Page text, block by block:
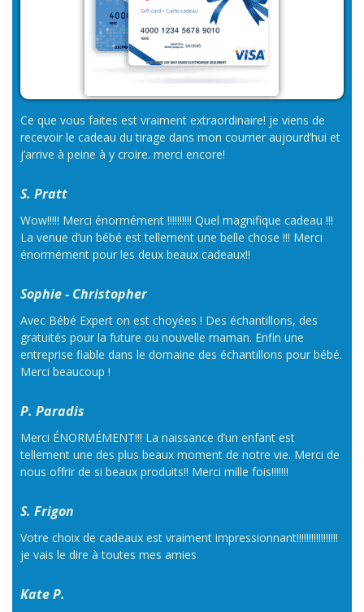
Ce que vous faites est vraiment extraordinaire! je viens de
recevoir le cadeau du tirage dans mon courrier aujourd’hui et
j’arrive à peine à y croire. merci encore!
S. Pratt
Wow!!!!! Merci énormément !!!!!!!!!! Quel magnifique cadeau !!!
La venue d’un bébé est tellement une belle chose !!! Merci
énormément pour les deux beaux cadeaux!!
Sophie - Christopher
Avec Bébé Expert on est choyées ! Des échantillons, des
gratuités pour la future ou nouvelle maman. Enfin une
entreprise fiable dans le domaine des échantillons pour bébé.
Merci beaucoup !
P. Paradis
Merci ÉNORMÉMENT!!! La naissance d’un enfant est
tellement une des plus beaux moment de notre vie. Merci de
nous offrir de si beaux produits!! Merci mille fois!!!!!!!
S. Frigon
Votre choix de cadeaux est vraiment impressionnant!!!!!!!!!!!!!!!!!
je vais le dire à toutes mes amies
Kate P.